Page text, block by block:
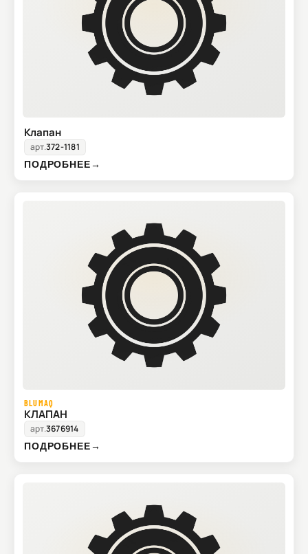
Клапан
арт.372-1181
ПОДРОБНЕЕ→
BLUMAQ
КЛАПАН
арт.3676914
ПОДРОБНЕЕ→